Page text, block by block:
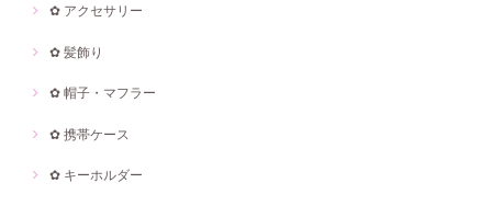
✿ アクセサリー
✿ 髪飾り
✿ 帽子・マフラー
✿ 携帯ケース
✿ キーホルダー